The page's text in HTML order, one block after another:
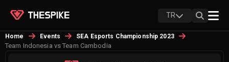
TR
Home Events SEA Esports Championship 2023
Team Indonesia vs Team Cambodia